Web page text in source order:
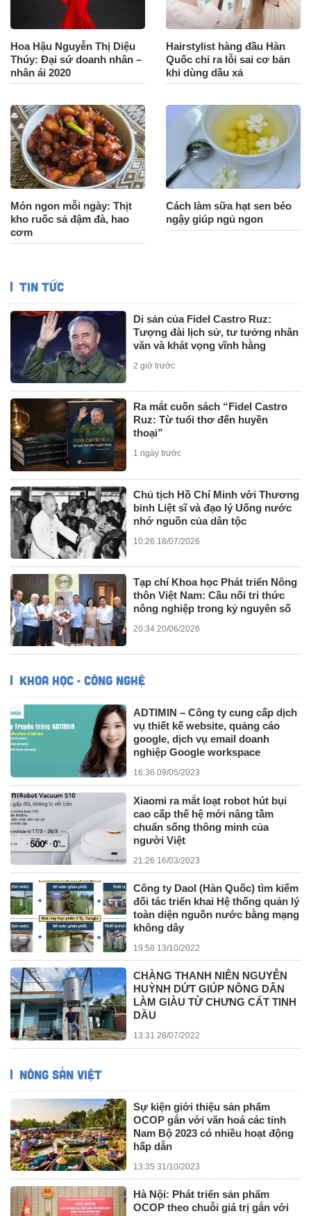
Hoa Hậu Nguyễn Thị Diệu
Thúy: Đại sứ doanh nhân –
nhân ái 2020
Hairstylist hàng đầu Hàn
Quốc chỉ ra lỗi sai cơ bản
khi dùng dầu xả
Món ngon mỗi ngày: Thịt
kho ruốc sả đậm đà, hao
cơm
Cách làm sữa hạt sen béo
ngậy giúp ngủ ngon
TIN TỨC
Di sản của Fidel Castro Ruz:
Tượng đài lịch sử, tư tưởng nhân
văn và khát vọng vĩnh hằng
2 giờ trước
Ra mắt cuốn sách “Fidel Castro
Ruz: Từ tuổi thơ đến huyền
thoại”
1 ngày trước
Chủ tịch Hồ Chí Minh với Thương
binh Liệt sĩ và đạo lý Uống nước
nhớ nguồn của dân tộc
10:26 18/07/2026
Tạp chí Khoa học Phát triển Nông
thôn Việt Nam: Cầu nối tri thức
nông nghiệp trong kỷ nguyên số
20:34 20/06/2026
KHOA HỌC - CÔNG NGHỆ
ADTIMIN – Công ty cung cấp dịch
vụ thiết kế website, quảng cáo
google, dịch vụ email doanh
nghiệp Google workspace
16:36 09/05/2023
Xiaomi ra mắt loạt robot hút bụi
cao cấp thế hệ mới nâng tầm
chuẩn sống thông minh của
người Việt
21:26 16/03/2023
Công ty Daol (Hàn Quốc) tìm kiếm
đối tác triển khai Hệ thống quản lý
toàn diện nguồn nước bằng mạng
không dây
19:58 13/10/2022
CHÀNG THANH NIÊN NGUYỄN
HUỲNH DỨT GIÚP NÔNG DÂN
LÀM GIÀU TỪ CHƯNG CẤT TINH
DẦU
13:31 28/07/2022
NÔNG SẢN VIỆT
Sự kiện giới thiệu sản phẩm
OCOP gắn với văn hoá các tỉnh
Nam Bộ 2023 có nhiều hoạt động
hấp dẫn
13:35 31/10/2023
Hà Nội: Phát triển sản phẩm
OCOP theo chuỗi giá trị gắn với